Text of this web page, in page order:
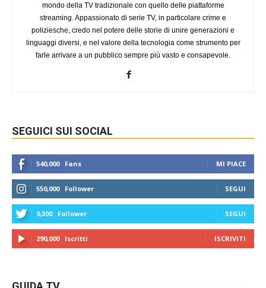
mondo della TV tradizionale con quello delle piattaforme
streaming. Appassionato di serie TV, in particolare crime e
poliziesche, credo nel potere delle storie di unire generazioni e
linguaggi diversi, e nel valore della tecnologia come strumento per
farle arrivare a un pubblico sempre più vasto e consapevole.
SEGUICI SUI SOCIAL
540,000 Fans MI PIACE
550,000 Follower SEGUI
9,300 Follower SEGUI
290,000 Iscritti ISCRIVITI